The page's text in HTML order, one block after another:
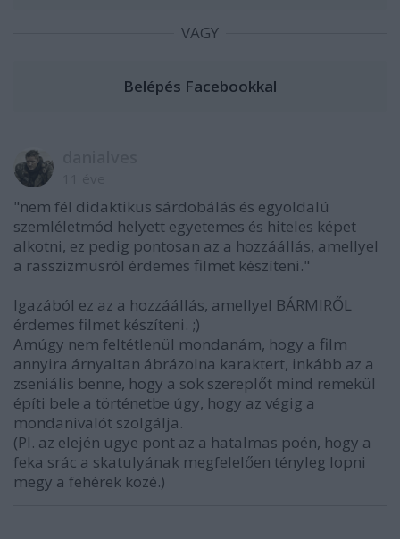
VAGY
"nem fél didaktikus sárdobálás és egyoldalú
szemléletmód helyett egyetemes és hiteles képet
alkotni, ez pedig pontosan az a hozzáállás, amellyel
a rasszizmusról érdemes filmet készíteni."
Igazából ez az a hozzáállás, amellyel BÁRMIRŐL
érdemes filmet készíteni. ;)
Amúgy nem feltétlenül mondanám, hogy a film
annyira árnyaltan ábrázolna karaktert, inkább az a
zseniális benne, hogy a sok szereplőt mind remekül
építi bele a történetbe úgy, hogy az végig a
mondanivalót szolgálja.
(Pl. az elején ugye pont az a hatalmas poén, hogy a
feka srác a skatulyának megfelelően tényleg lopni
megy a fehérek közé.)